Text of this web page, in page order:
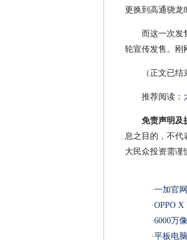
更换到高通骁龙
而这一次发
轮宣传发售。刚
（正文已结
推荐阅读：
免责声明及
息之目的，不代
大民众投资需谨
·一加官
·OPPO
·6000万
·平板电